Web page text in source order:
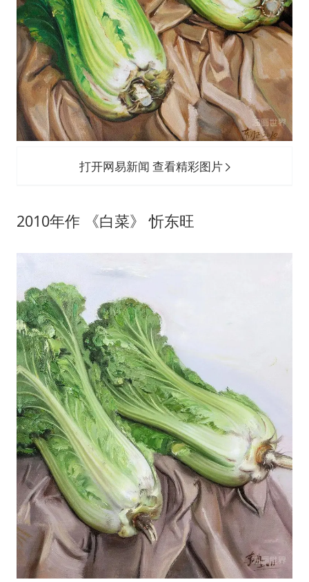
打开网易新闻 查看精彩图片
2010年作 《白菜》 忻东旺